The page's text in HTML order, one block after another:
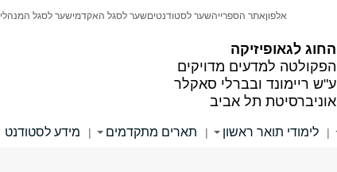
החוג לגאופיזיקה
הפקולטה למדעים מדויקים
ע"ש ריימונד ובברלי סאקלר
אוניברסיטת תל אביב
אלפוןאתר הספרייהשער לסטודנטיםשער לסגל האקדמישער לסגל המנהלי
| לימודי תואר ראשון | תארים מתקדמים | מידע לסטודנט